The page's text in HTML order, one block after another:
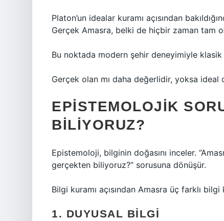
Platon’un idealar kuramı açısından
Gerçek Amasra, belki de hiçbir zaman tam
Bu noktada modern şehir deneyimiyle
Gerçek olan mı daha değerlidir, yoksa ideal
EPISTEMOLOJIK
BILIYORUZ?
Epistemoloji, bilginin doğasını inceler.
gerçekten biliyoruz?” sorusuna dönüşür.
Bilgi kuramı açısından Amasra üç farklı
1. DUYUSAL BILGI